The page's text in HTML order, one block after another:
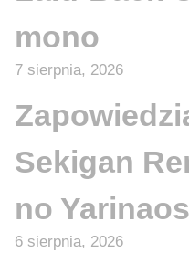
mono
7 sierpnia, 2026
Sekigan
no
6 sierpnia, 2026